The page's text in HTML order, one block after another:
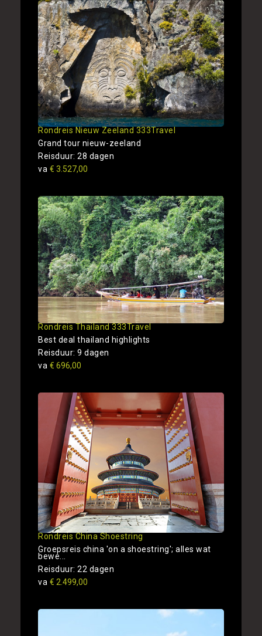
Rondreis Nieuw Zeeland 333Travel
Grand tour nieuw-zeeland
Reisduur: 28 dagen
va € 3.527,00
Rondreis Thailand 333Travel
Best deal thailand highlights
Reisduur: 9 dagen
va € 696,00
Rondreis China Shoestring
Groepsreis china 'on a shoestring'; alles wat
bewe...
Reisduur: 22 dagen
va € 2.499,00